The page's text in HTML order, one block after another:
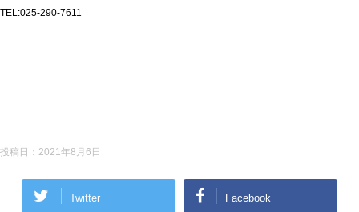
TEL:025-290-7611
投稿日： 2021年8月6日
Twitter Facebook